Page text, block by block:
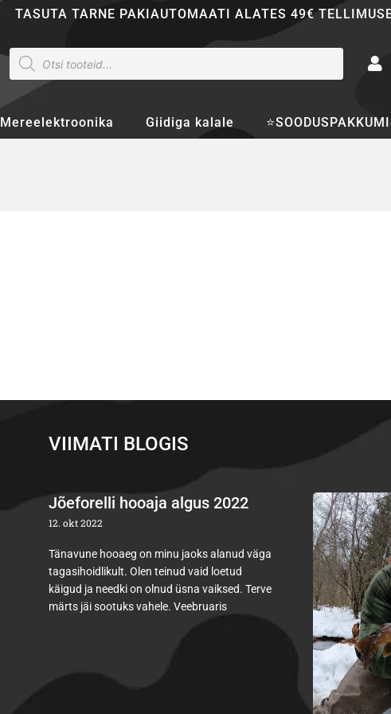
TASUTA TARNE PAKIAUTOMAATI ALATES 49€
Products
search
Mereelektroonika Giidiga kalale
VIIMATI BLOGIS
Jõeforelli hooaja algus 2022
12. okt 2022
Tänavune hooaeg on minu jaoks alanud väga
tagasihoidlikult. Olen teinud vaid loetud
käigud ja needki on olnud üsna vaiksed. Terve
märts jäi sootuks vahele. Veebruaris